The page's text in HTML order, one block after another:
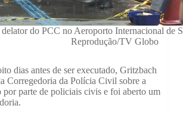
delator do PCC no Aeroporto Internacional de
Reprodução/TV Globo
dias antes de ser executado, Gritzbach
Corregedoria da Polícia Civil sobre a
por parte de policiais civis e foi aberto um